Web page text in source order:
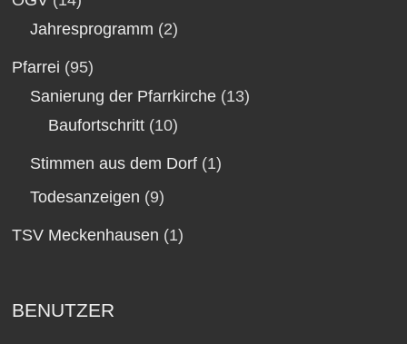
Jahresprogramm (2)
Pfarrei (95)
Sanierung der Pfarrkirche (13)
Baufortschritt (10)
Stimmen aus dem Dorf (1)
Todesanzeigen (9)
TSV Meckenhausen (1)
BENUTZER